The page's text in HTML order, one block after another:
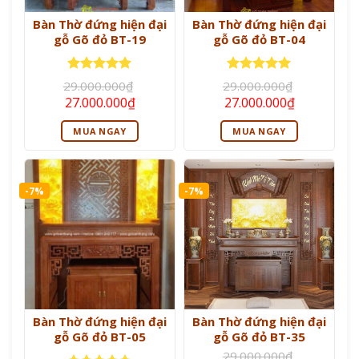
Bàn Thờ đứng hiện đại
gỗ Gõ đỏ BT-19
Được xếp
hạng55
sao
29.000.000₫
Giá
gốc
là:
29.000.000₫.
27.000.000₫Giá
hiện
tại
là:
MUA NGAY
Bàn Thờ đứng hiện đại
gỗ Gõ đỏ BT-04
Được xếp
hạng55
sao
29.000.000₫
Giá
gốc
là:
29.000.000₫.
27.000.000₫Giá
hiện
tại
là:
MUA NGAY
-7%
Bàn Thờ đứng hiện đại
gỗ Gõ đỏ BT-05
-7%
Bàn Thờ đứng hiện đại
gỗ Gõ đỏ BT-35
29.000.000₫